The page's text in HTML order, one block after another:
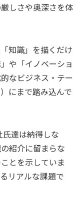
しさや奥深さを体
知識」を描くだけ
や「イノベーショ
なビジネス・テー
にまで踏み込んで
氏達は納得しな
紹介に留まらな
とを示していま
リアルな課題で